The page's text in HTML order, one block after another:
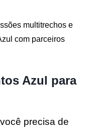
multitrechos e
com parceiros
Azul para
precisa de